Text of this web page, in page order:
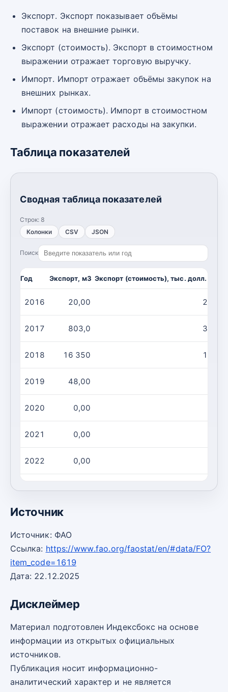
Экспорт. Экспорт показывает объёмы
поставок на внешние рынки.
Экспорт (стоимость). Экспорт в стоимостном
выражении отражает торговую выручку.
Импорт. Импорт отражает объёмы закупок на
внешних рынках.
Импорт (стоимость). Импорт в стоимостном
выражении отражает расходы на закупки.
Таблица показателей
Сводная таблица показателей
Строк: 8
Колонки
CSV JSON
Поиск
Год Экспорт, м3 Экспорт (стоимость), тыс. долл. США
2016 20,00 24,00
2017 803,0 3 391
2018 16 350 1 119
2019 48,00
2020 0,00
2021 0,00
2022 0,00
14,00
Источник
Источник: ФАО
Ссылка: https://www.fao.org/faostat/en/#data/FO?
item_code=1619
Дата: 22.12.2025
Дисклеймер
Материал подготовлен Индексбокс на основе
информации из открытых официальных
источников.
Публикация носит информационно-
аналитический характер и не является